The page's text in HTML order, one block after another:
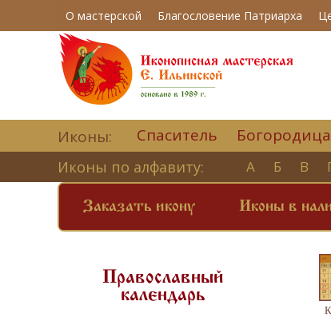
О мастерской Благословение Патриарха
Иконы: Спаситель Богородица
Иконы по алфавиту: А Б В
Заказать икону Иконы в
Православный
календарь